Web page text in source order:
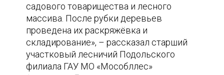
садового товарищества и лесного
массива. После рубки деревьев
проведена их раскряжёвка и
складирование», – рассказал старший
участковый лесничий Подольского
филиала ГАУ МО «Мособллес»